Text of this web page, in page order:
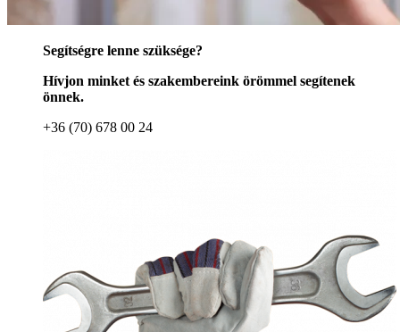
Segítségre lenne szüksége?
Hívjon minket és szakembereink örömmel segítenek
önnek.
+36 (70) 678 00 24